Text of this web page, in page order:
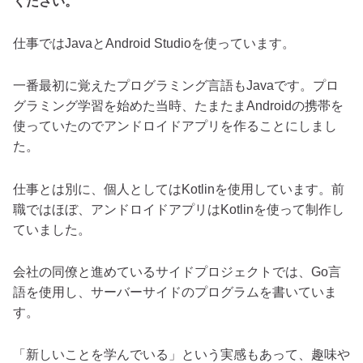
仕事ではJavaとAndroid Studioを使っています。
一番最初に覚えたプログラミング言語もJavaです。プロ
グラミング学習を始めた当時、たまたまAndroidの携帯を
使っていたのでアンドロイドアプリを作ることにしまし
た。
仕事とは別に、個人としてはKotlinを使用しています。前
職ではほぼ、アンドロイドアプリはKotlinを使って制作し
ていました。
会社の同僚と進めているサイドプロジェクトでは、Go言
語を使用し、サーバーサイドのプログラムを書いていま
す。
「新しいことを学んでいる」という実感もあって、趣味や